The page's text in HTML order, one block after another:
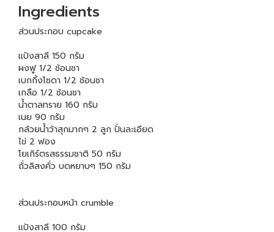
Ingredients
ส่วนประกอบ cupcake
แป้งสาลี 150 กรัม
ผงฟู 1/2 ช้อนชา
เบกกิ้งโซดา 1/2 ช้อนชา
เกลือ 1/2 ช้อนชา
น้ำตาลทราย 160 กรัม
เนย 90 กรัม
กล้วยน้ำว้าสุกมากๆ 2 ลูก ปั่นละเอียด
ไข่ 2 ฟอง
โยเกิร์ตรสธรรมชาติ 50 กรัม
ถั่วลิสงคั่ว บดหยาบๆ 150 กรัม
ส่วนประกอบหน้า crumble
แป้งสาลี 100 กรัม